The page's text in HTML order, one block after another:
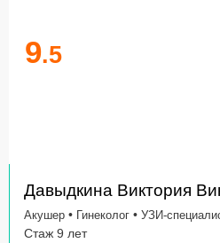
9.5
Давыдкина Виктория
Акушер • Гинеколог • УЗИ-
Стаж 9 лет